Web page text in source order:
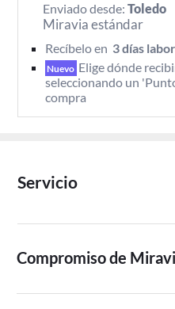
Enviado desde:Toledo
Miravia estándar
Recíbelo en 3 días
Nuevo Elige dónde
seleccionando un
compra
Servicio
Compromiso de